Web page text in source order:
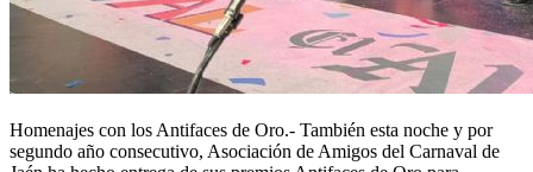
Homenajes con los Antifaces de Oro.- También esta noche y por
segundo año consecutivo, Asociación de Amigos del Carnaval de